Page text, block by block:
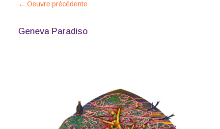
←Oeuvre précédente
Geneva Paradiso